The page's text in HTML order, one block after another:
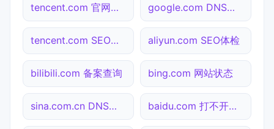
tencent.com 官网入口 google.com DNS解析
tencent.com SEO体检 aliyun.com SEO体检
bilibili.com 备案查询 bing.com 网站状态
sina.com.cn DNS解析 baidu.com 打不开检测